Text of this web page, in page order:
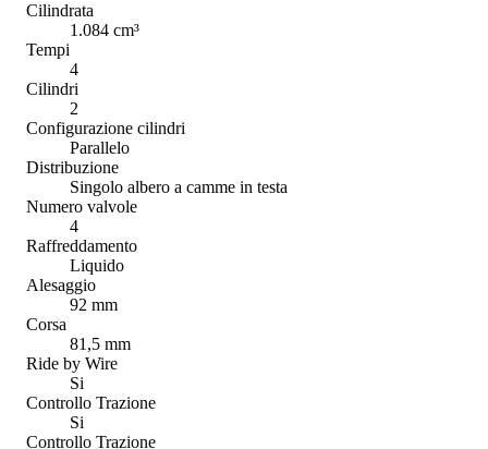
Cilindrata
1.084 cm³
Tempi
4
Cilindri
2
Configurazione cilindri
Parallelo
Distribuzione
Singolo albero a camme in testa
Numero valvole
4
Raffreddamento
Liquido
Alesaggio
92 mm
Corsa
81,5 mm
Ride by Wire
Si
Controllo Trazione
Si
Controllo Trazione